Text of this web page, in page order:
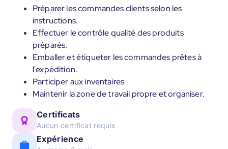
Préparer les commandes clients selon les
instructions.
Effectuer le contrôle qualité des produits
préparés.
Emballer et étiqueter les commandes prêtes à
l'expédition.
Participer aux inventaires
Maintenir la zone de travail propre et organiser.
Certificats
Aucun certificat requis
Expérience